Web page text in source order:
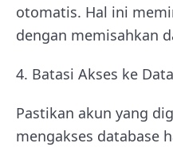
otomatis. Hal ini
dengan memisahkan
4. Batasi Akses ke
Pastikan akun yang
mengakses database